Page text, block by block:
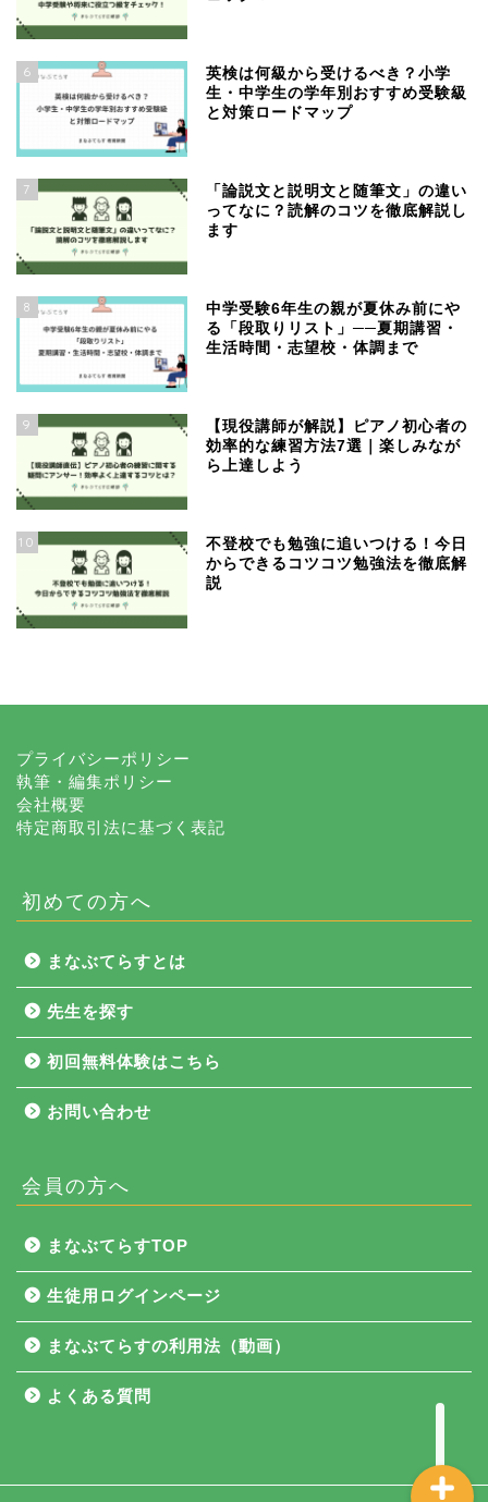
6
英検は何級から受けるべき？小学
生・中学生の学年別おすすめ受験級
と対策ロードマップ
7
「論説文と説明文と随筆文」の違い
ってなに？読解のコツを徹底解説し
ます
8
中学受験6年生の親が夏休み前にや
る「段取りリスト」──夏期講習・
生活時間・志望校・体調まで
9
【現役講師が解説】ピアノ初心者の
効率的な練習方法7選｜楽しみなが
ら上達しよう
10
不登校でも勉強に追いつける！今日
からできるコツコツ勉強法を徹底解
説
プライバシーポリシー
執筆・編集ポリシー
会社概要
特定商取引法に基づく表記
初めての方へ
まなぶてらすとは
先生を探す
初回無料体験はこちら
お問い合わせ
会員の方へ
まなぶてらすTOP
生徒用ログインページ
まなぶてらすの利用法（動画）
よくある質問
NEWS
まなぶてらす活用法
教育コラム